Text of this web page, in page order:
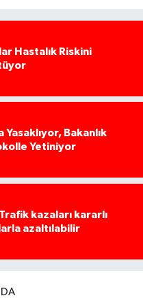
Hastalık Riskini
Yasaklıyor, Bakanlık
Yetiniyor
kazaları kararlı
azaltılabilir